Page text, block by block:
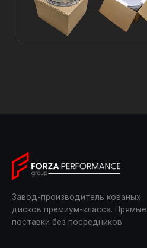
Завод-производитель кованых
дисков премиум-класса. Прямые
поставки без посредников.